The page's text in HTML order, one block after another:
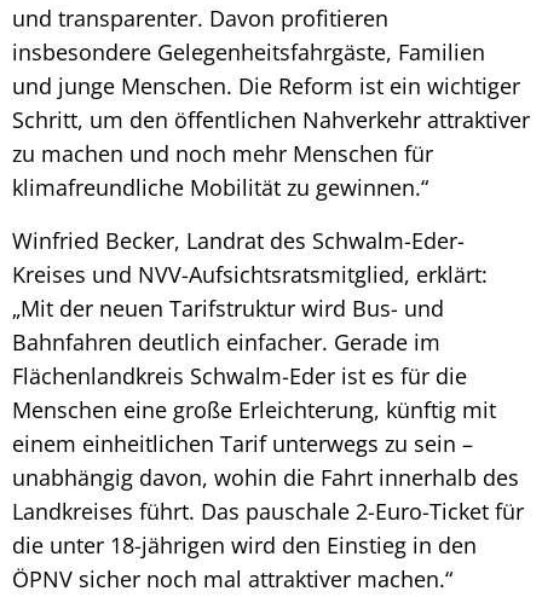
und transparenter. Davon profitieren
insbesondere Gelegenheitsfahrgäste, Familien
und junge Menschen. Die Reform ist ein wichtiger
Schritt, um den öffentlichen Nahverkehr attraktiver
zu machen und noch mehr Menschen für
klimafreundliche Mobilität zu gewinnen.“
Winfried Becker, Landrat des Schwalm-Eder-
Kreises und NVV-Aufsichtsratsmitglied, erklärt:
„Mit der neuen Tarifstruktur wird Bus- und
Bahnfahren deutlich einfacher. Gerade im
Flächenlandkreis Schwalm-Eder ist es für die
Menschen eine große Erleichterung, künftig mit
einem einheitlichen Tarif unterwegs zu sein –
unabhängig davon, wohin die Fahrt innerhalb des
Landkreises führt. Das pauschale 2-Euro-Ticket für
die unter 18-jährigen wird den Einstieg in den
ÖPNV sicher noch mal attraktiver machen.“